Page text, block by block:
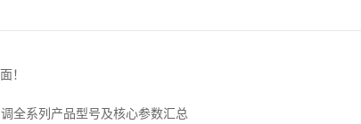
！
全系列产品型号及核心参数汇总